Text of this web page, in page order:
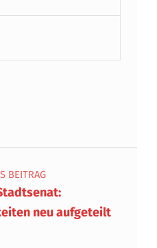
BEITRAG
neu aufgeteilt